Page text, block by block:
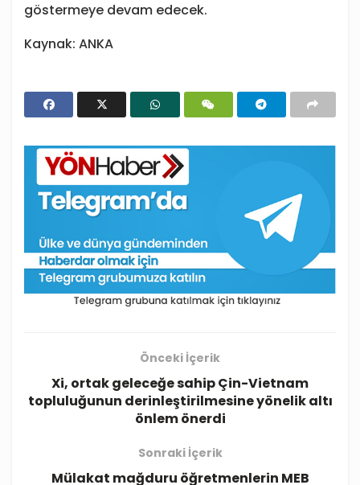
göstermeye devam edecek.
Kaynak: ANKA
Önceki İçerik
Xi, ortak geleceğe sahip Çin-Vietnam
topluluğunun derinleştirilmesine yönelik altı
önlem önerdi
Sonraki İçerik
Mülakat mağduru öğretmenlerin MEB